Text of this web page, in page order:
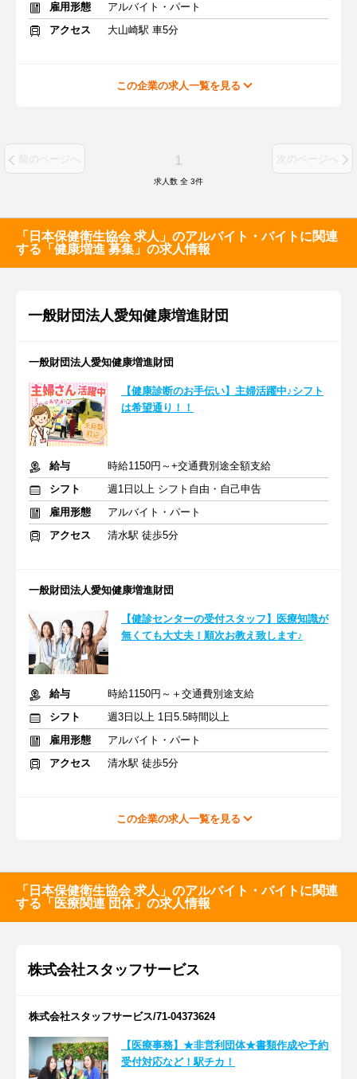
雇用形態
アルバイト・パート
アクセス
大山崎駅 車5分
この企業の求人一覧を見る
前のページへ 1 次のページへ
求人数 全 3件
「日本保健衛生協会 求人」のアルバイト・バイトに関連
する「健康増進 募集」の求人情報
一般財団法人愛知健康増進財団
一般財団法人愛知健康増進財団
【健康診断のお手伝い】主婦活躍中♪シフト
は希望通り！！
給与
時給1150円～+交通費別途全額支給
シフト
週1日以上 シフト自由・自己申告
雇用形態
アルバイト・パート
アクセス
清水駅 徒歩5分
一般財団法人愛知健康増進財団
【健診センターの受付スタッフ】医療知識が
無くても大丈夫！順次お教え致します♪
給与
時給1150円～＋交通費別途支給
シフト
週3日以上 1日5.5時間以上
雇用形態
アルバイト・パート
アクセス
清水駅 徒歩5分
この企業の求人一覧を見る
「日本保健衛生協会 求人」のアルバイト・バイトに関連
する「医療関連 団体」の求人情報
株式会社スタッフサービス
株式会社スタッフサービス/71-04373624
【医療事務】★非営利団体★書類作成や予約
受付対応など！駅チカ！